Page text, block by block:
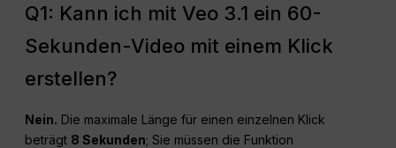
Q1: Kann ich mit Veo 3.1 ein 60-
Sekunden-Video mit einem Klick
erstellen?
Nein. Die maximale Länge für einen einzelnen Klick
beträgt 8 Sekunden; Sie müssen die Funktion